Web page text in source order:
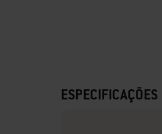
ESPECIFICAÇÕES